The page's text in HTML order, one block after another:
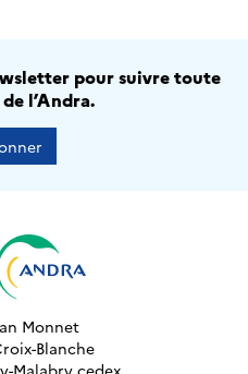
pour suivre toute
l’Andra.
Monnet
Blanche